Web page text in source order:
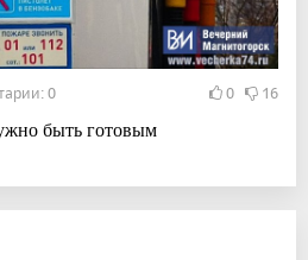
0 0 16
быть готовым